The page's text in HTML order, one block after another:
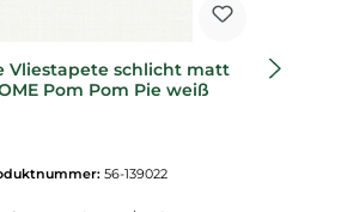
Vliestapete schlicht matt
Pom Pom Pie weiß
56-139022